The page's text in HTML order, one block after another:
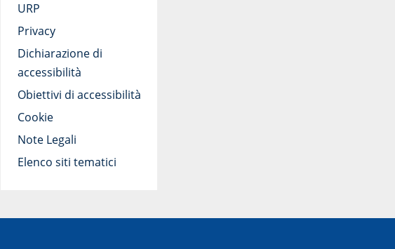
URP
Privacy
Dichiarazione di
accessibilità
Obiettivi di accessibilità
Cookie
Note Legali
Elenco siti tematici